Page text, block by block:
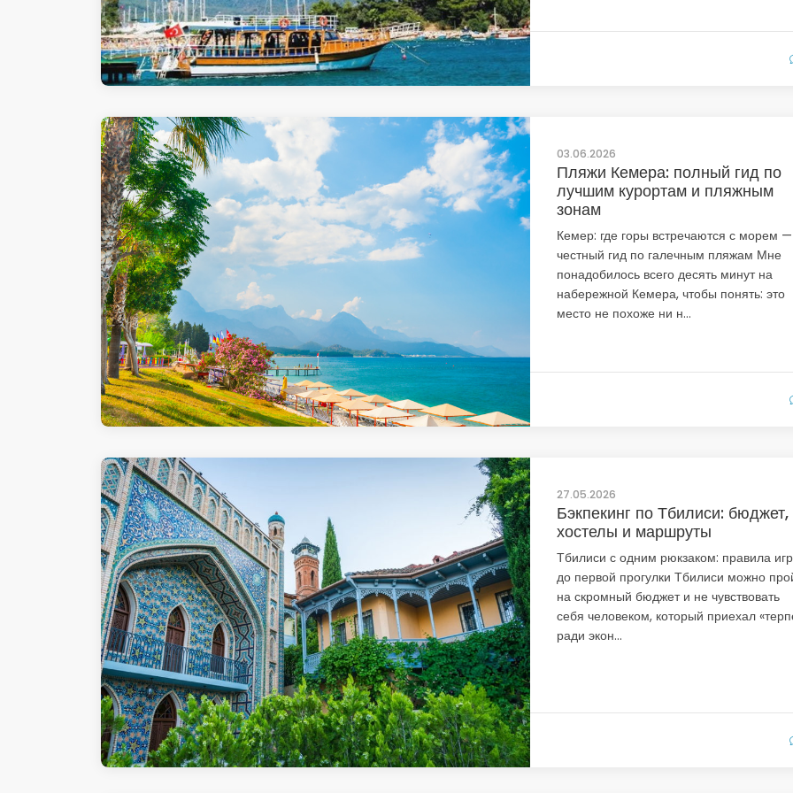
03.06.2026
Пляжи Кемера: полный гид по
лучшим курортам и пляжным
зонам
Кемер: где горы встречаются с морем —
честный гид по галечным пляжам Мне
понадобилось всего десять минут на
набережной Кемера, чтобы понять: это
место не похоже ни н...
27.05.2026
Бэкпекинг по Тбилиси: бюджет,
хостелы и маршруты
Тбилиси с одним рюкзаком: правила
до первой прогулки Тбилиси можно
на скромный бюджет и не чувствовать
себя человеком, который приехал
ради экон...